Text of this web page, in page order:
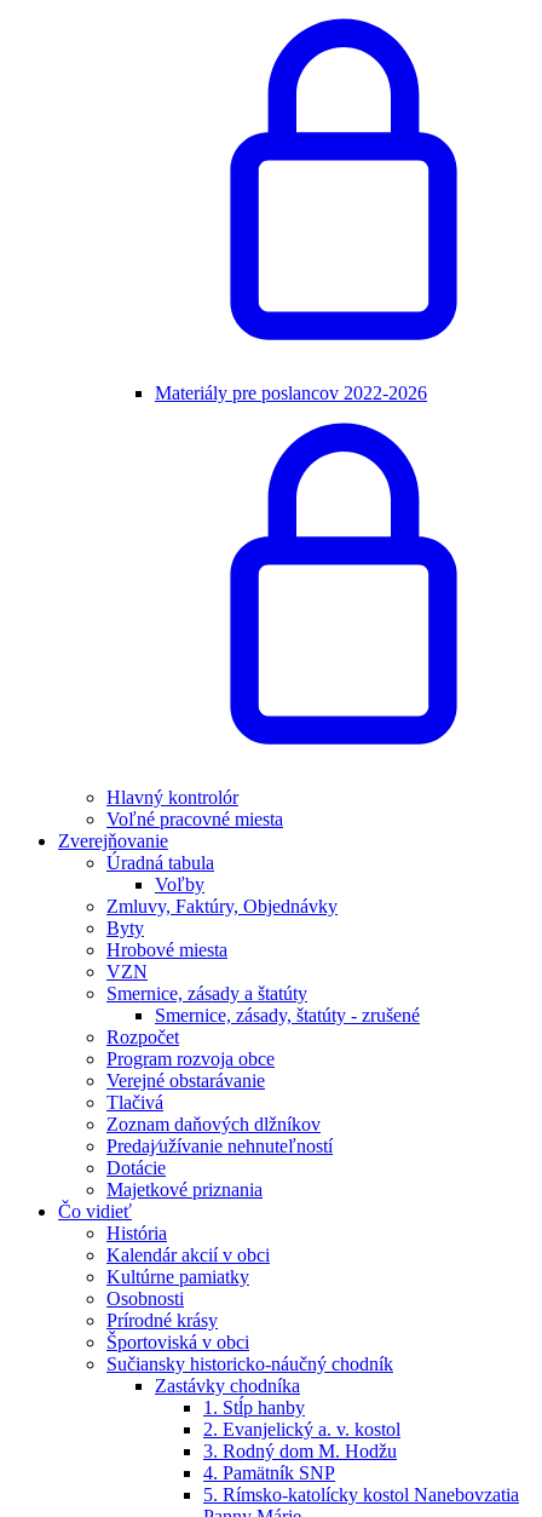
Materiály pre poslancov 2022-2026
Hlavný kontrolór
Voľné pracovné miesta
Zverejňovanie
Úradná tabula
Voľby
Zmluvy, Faktúry, Objednávky
Byty
Hrobové miesta
VZN
Smernice, zásady a štatúty
Smernice, zásady, štatúty - zrušené
Rozpočet
Program rozvoja obce
Verejné obstarávanie
Tlačivá
Zoznam daňových dlžníkov
Predaj⁄užívanie nehnuteľností
Dotácie
Majetkové priznania
Čo vidieť
História
Kalendár akcií v obci
Kultúrne pamiatky
Osobnosti
Prírodné krásy
Športoviská v obci
Sučiansky historicko-náučný chodník
Zastávky chodníka
1. Stĺp hanby
2. Evanjelický a. v. kostol
3. Rodný dom M. Hodžu
4. Pamätník SNP
5. Rímsko-katolícky kostol Nanebovzatia